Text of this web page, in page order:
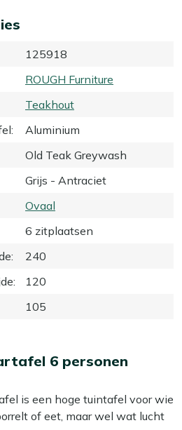
125918
ROUGH Furniture
Teakhout
:
Aluminium
Old Teak Greywash
Grijs - Antraciet
Ovaal
6 zitplaatsen
:
240
:
120
105
6 personen
is een hoge tuintafel voor wie
of eet, maar wel wat lucht